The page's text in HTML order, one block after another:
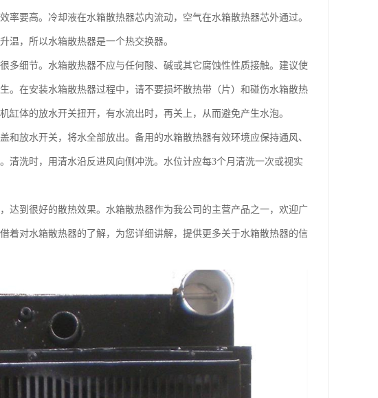
要高。冷却液在水箱散热器芯内流动，空气在水箱散热器芯外通过。
温，所以水箱散热器是一个热交换器。
多细节。水箱散热器不应与任何酸、碱或其它腐蚀性性质接触。建议使
。在安装水箱散热器过程中，请不要损坏散热带（片）和碰伤水箱散热
体的放水开关扭开，有水流出时，再关上，从而避免产生水泡。
放水开关，将水全部放出。备用的水箱散热器有效环境应保持通风、
清洗时，用清水沿反进风向侧冲洗。水位计应每3个月清洗一次或视实
达到很好的散热效果。水箱散热器作为我公司的主营产品之一，欢迎广
着对水箱散热器的了解，为您详细讲解，提供更多关于水箱散热器的信